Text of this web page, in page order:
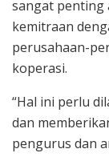
sangat penting
kemitraan
perusahaan-
koperasi.
“Hal ini perlu
dan
pengurus dan